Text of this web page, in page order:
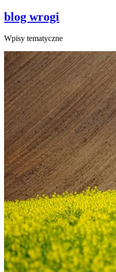
blog wrogi
Wpisy tematyczne